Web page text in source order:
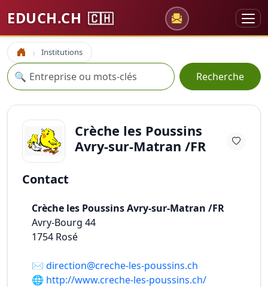
EDUCH.CH 🇨🇭
Accueil Institutions
Recherche
🔍 Recherche
Crèche les Poussins
Avry-sur-Matran /FR
Contact
Crèche les Poussins Avry-sur-Matran /FR
Avry-Bourg 44
1754 Rosé
✉️ direction@creche-les-poussins.ch
🌐 http://www.creche-les-poussins.ch/